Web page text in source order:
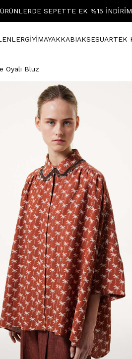
SEPETTE EK %15 İNDİRİM
GİYİMAYAKKABIAKSESUARTEK
Oyalı Bluz